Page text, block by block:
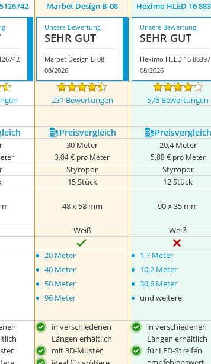
Marbet Design B-08 Heximo HLED 16
Unsere Bewertung
SEHR GUT
Marbet Design B-08
08/2026
Unsere Bewertung
SEHR GUT
Heximo HLED 16 88397
08/2026
231 Bewertungen 576 Bewertungen
anzeigen
Preis­vergleich Preis­vergleich
30 Meter
3,04 € pro Meter
20,4 Meter
5,88 € pro Meter
Styropor Styropor
15 Stück 12 Stück
48 x 58 mm 90 x 35 mm
Weiß Weiß
• 20 Meter
• 40 Meter
• 50 Meter
• 96 Meter
• 1,7 Meter
• 10,2 Meter
• 30,6 Meter
• und weitere
in verschiedenen
Längen erhältlich
mit 3D-Muster
in verschiedenen
Längen erhältlich
für LED-Streifen